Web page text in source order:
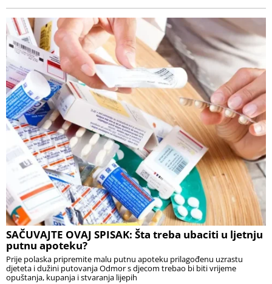
SAČUVAJTE OVAJ SPISAK: Šta treba ubaciti u ljetnju
putnu apoteku?
Prije polaska pripremite malu putnu apoteku prilagođenu uzrastu
djeteta i dužini putovanja Odmor s djecom trebao bi biti vrijeme
opuštanja, kupanja i stvaranja lijepih